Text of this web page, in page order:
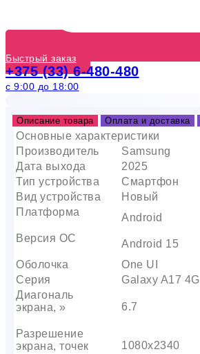
Быстрый заказ
+375 (33) 6-480-480
с 9:00 до 18:00
Описание товара Оплата и доставка
Основные характеристики
Производитель
Samsung
Дата выхода
2025
Тип устройства
Смартфон
Вид устройства
Новый
Платформа
Android
Версия ОС
Android 15
Оболочка
One UI
Серия
Galaxy A17 4G
Диагональ
экрана, »
6.7
Разрешение
экрана, точек
1080х2340